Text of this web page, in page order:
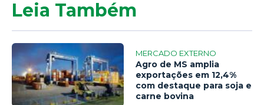
Leia Também
MERCADO EXTERNO
Agro de MS amplia
exportações em 12,4%
com destaque para soja e
carne bovina